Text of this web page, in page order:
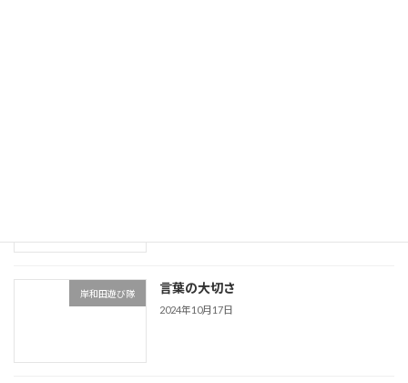
岸和田遊び隊 言葉の大切さ
2024年10月17日